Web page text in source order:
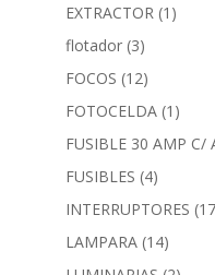
EXTRACTOR (1)
flotador (3)
FOCOS (12)
FOTOCELDA (1)
FUSIBLE 30 AMP C/
FUSIBLES (4)
INTERRUPTORES
LAMPARA (14)